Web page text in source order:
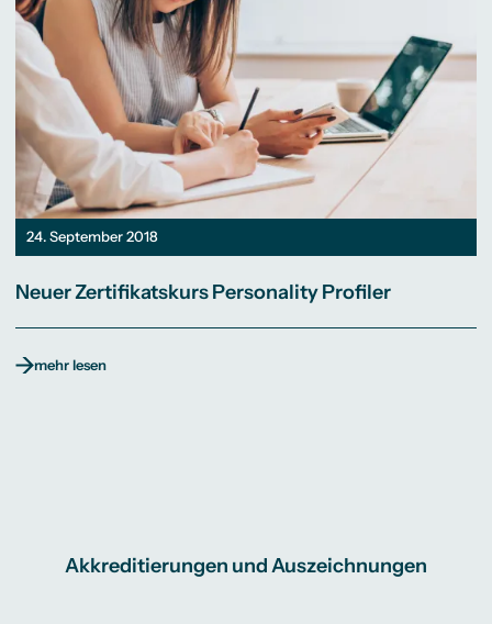
24. September 2018
Neuer Zertifikatskurs Personality Profiler
mehr lesen
Akkreditierungen und Auszeichnungen